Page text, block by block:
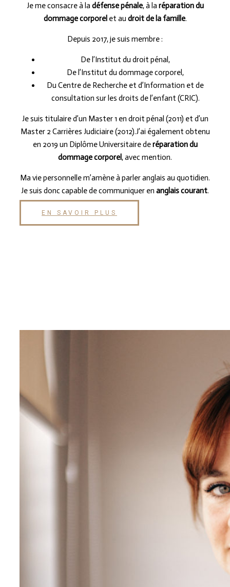
Je me consacre à la défense pénale, à la réparation du
dommage corporel et au droit de la famille.
Depuis 2017, je suis membre :
De l’Institut du droit pénal,
De l’Institut du dommage corporel,
Du Centre de Recherche et d’Information et de
consultation sur les droits de l’enfant (CRIC).
Je suis titulaire d’un Master 1 en droit pénal (2011) et d’un
Master 2 Carrières Judiciaire (2012).J’ai également obtenu
en 2019 un Diplôme Universitaire deréparation du
dommage corporel, avec mention.
Ma vie personnelle m’amène à parler anglais au quotidien.
Je suis donc capable de communiquer en anglais courant.
EN SAVOIR PLUS